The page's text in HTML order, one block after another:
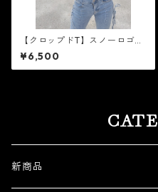
【クロップドT】スノーロゴ
［ピンクラメ］
¥6,500
新商品